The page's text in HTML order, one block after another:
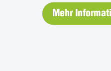
Mehr